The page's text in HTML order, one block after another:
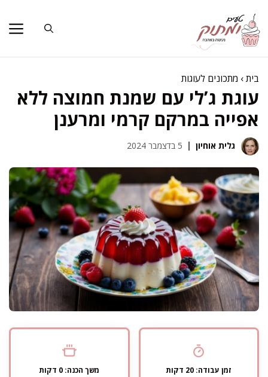
לתוכן
בית› מתכונים לעוגות
עוגת ג’לי עם שמנת חמוצה ללא
אפייה במרקם קרמי ומרענן
גלית אוחיון 5 בדצמבר 2024
זמן עבודה: 20 דקות משך הכנה: 0 דקות